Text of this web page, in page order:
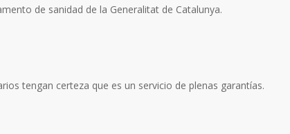
de sanidad de la Generalitat de Catalunya.
tengan certeza que es un servicio de plenas garantías.